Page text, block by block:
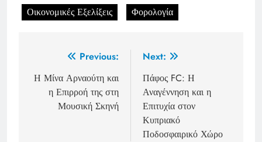
Οικονομικές Εξελίξεις
Φορολογία
navigation
Previous:
Η Μίνα Αρναούτη και
η Επιρροή της στη
Μουσική Σκηνή
Next:
Πάφος FC: Η
Αναγέννηση και η
Επιτυχία στον
Κυπριακό
Ποδοσφαιρικό Χώρο